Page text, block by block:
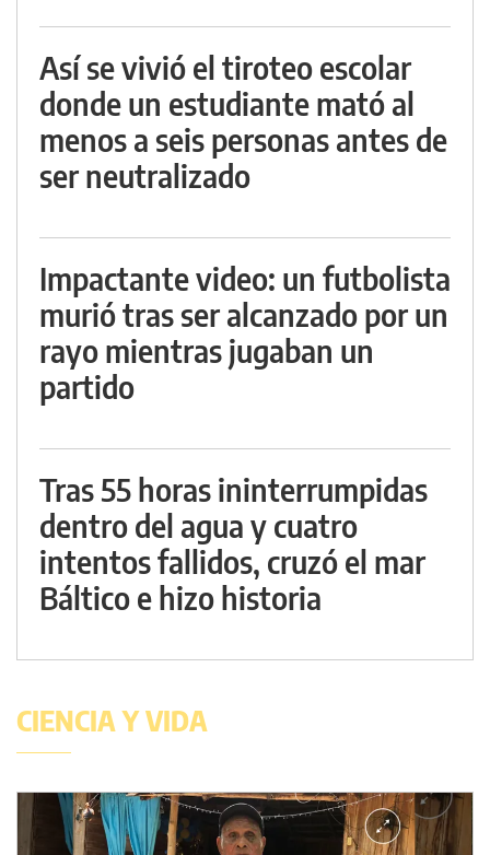
Así se vivió el tiroteo escolar
donde un estudiante mató al
menos a seis personas antes de
ser neutralizado
Impactante video: un futbolista
murió tras ser alcanzado por un
rayo mientras jugaban un
partido
Tras 55 horas ininterrumpidas
dentro del agua y cuatro
intentos fallidos, cruzó el mar
Báltico e hizo historia
CIENCIA Y VIDA